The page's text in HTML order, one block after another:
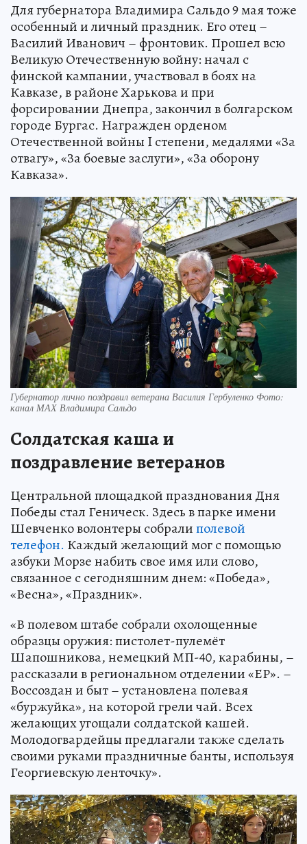
Для губернатора Владимира Сальдо 9 мая тоже
особенный и личный праздник. Его отец –
Василий Иванович – фронтовик. Прошел всю
Великую Отечественную войну: начал с
финской кампании, участвовал в боях на
Кавказе, в районе Харькова и при
форсировании Днепра, закончил в болгарском
городе Бургас. Награжден орденом
Отечественной войны I степени, медалями «За
отвагу», «За боевые заслуги», «За оборону
Кавказа».
Губернатор лично поздравил ветерана Василия Гербуленко Фото:
канал МАХ Владимира Сальдо
Солдатская каша и
поздравление ветеранов
Центральной площадкой празднования Дня
Победы стал Геническ. Здесь в парке имени
Шевченко волонтеры собралиполевой
телефон. Каждый желающий мог с помощью
азбуки Морзе набить свое имя или слово,
связанное с сегодняшним днем: «Победа»,
«Весна», «Праздник».
«В полевом штабе собрали охолощенные
образцы оружия: пистолет-пулемёт
Шапошникова, немецкий МП-40, карабины, –
рассказали в региональном отделении «ЕР». –
Воссоздан и быт – установлена полевая
«буржуйка», на которой грели чай. Всех
желающих угощали солдатской кашей.
Молодогвардейцы предлагали также сделать
своими руками праздничные банты, используя
Георгиевскую ленточку».